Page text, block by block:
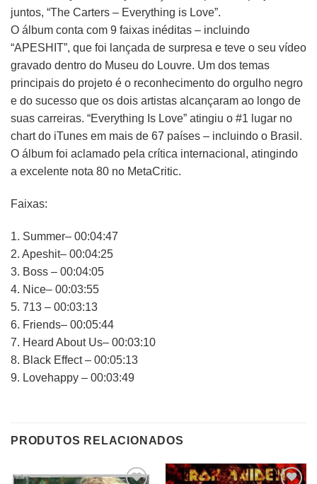
juntos, “The Carters – Everything is Love”.
O álbum conta com 9 faixas inéditas – incluindo
“APESHIT”, que foi lançada de surpresa e teve o seu vídeo
gravado dentro do Museu do Louvre. Um dos temas
principais do projeto é o reconhecimento do orgulho negro
e do sucesso que os dois artistas alcançaram ao longo de
suas carreiras. “Everything Is Love” atingiu o #1 lugar no
chart do iTunes em mais de 67 países – incluindo o Brasil.
O álbum foi aclamado pela crítica internacional, atingindo
a excelente nota 80 no MetaCritic.
Faixas:
1. Summer– 00:04:47
2. Apeshit– 00:04:25
3. Boss – 00:04:05
4. Nice– 00:03:55
5. 713 – 00:03:13
6. Friends– 00:05:44
7. Heard About Us– 00:03:10
8. Black Effect – 00:05:13
9. Lovehappy – 00:03:49
PRODUTOS RELACIONADOS